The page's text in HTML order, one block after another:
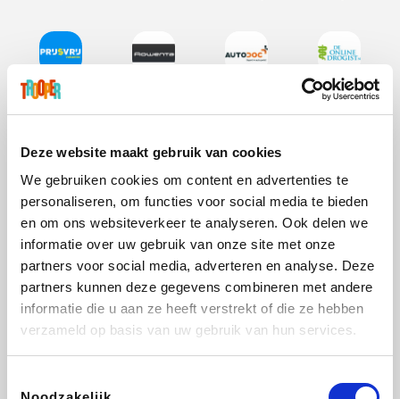
Deze website maakt gebruik van cookies
We gebruiken cookies om content en advertenties te
personaliseren, om functies voor social media te bieden
en om ons websiteverkeer te analyseren. Ook delen we
informatie over uw gebruik van onze site met onze
partners voor social media, adverteren en analyse. Deze
partners kunnen deze gegevens combineren met andere
informatie die u aan ze heeft verstrekt of die ze hebben
verzameld op basis van uw gebruik van hun services.
Prijsvrij De Online Drogist
Vidaxl Lampenlicht.be Adidas Hotels.com
DectDirect